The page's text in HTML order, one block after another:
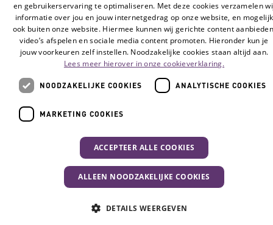
en gebruikerservaring te optimaliseren. Met deze cookies verzamelen
informatie over jou en jouw internetgedrag op onze website, en mogelijk
ook buiten onze website. Hiermee kunnen wij gerichte content
video’s afspelen en sociale media content promoten. Hieronder kun je
jouw voorkeuren zelf instellen. Noodzakelijke cookies staan altijd aan.
Lees meer hierover in onze cookieverklaring.
NOODZAKELIJKE COOKIES ANALYTISCHE COOKIES
MARKETING COOKIES
ACCEPTEER ALLE COOKIES
ALLEEN NOODZAKELIJKE COOKIES
DETAILS WEERGEVEN